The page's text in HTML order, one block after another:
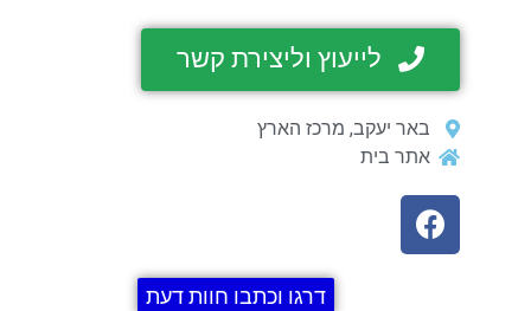
לייעוץ וליצירת קשר
באר יעקב, מרכז הארץ
אתר בית
דרגו וכתבו חוות דעת